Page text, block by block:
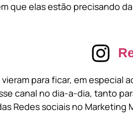
que elas estão precisando
vieram para ficar, em especial
canal no dia-a-dia, tanto
Redes sociais no